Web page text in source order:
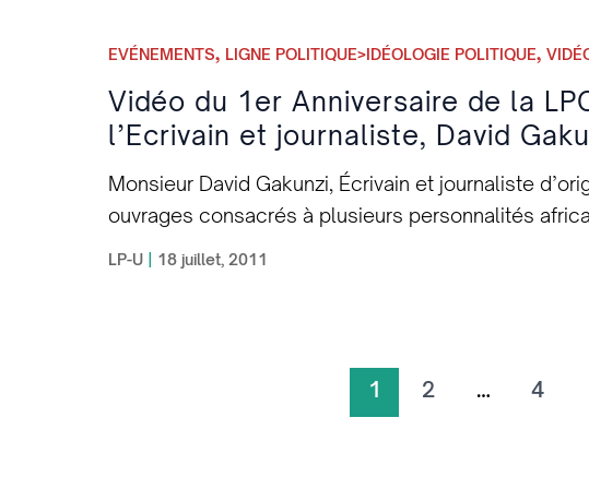
EVÉNEMENTS, LIGNE POLITIQUE>IDÉOLOGIE POLITIQUE,
Vidéo du 1er Anniversaire de la
l’Ecrivain et journaliste, David
Monsieur David Gakunzi, Écrivain et journaliste
ouvrages consacrés à plusieurs personnalités
Nyerere, Abdelaziz Bouteflika… Militant de la paix,
LP-U 18 juillet, 2011
1 2 … 4